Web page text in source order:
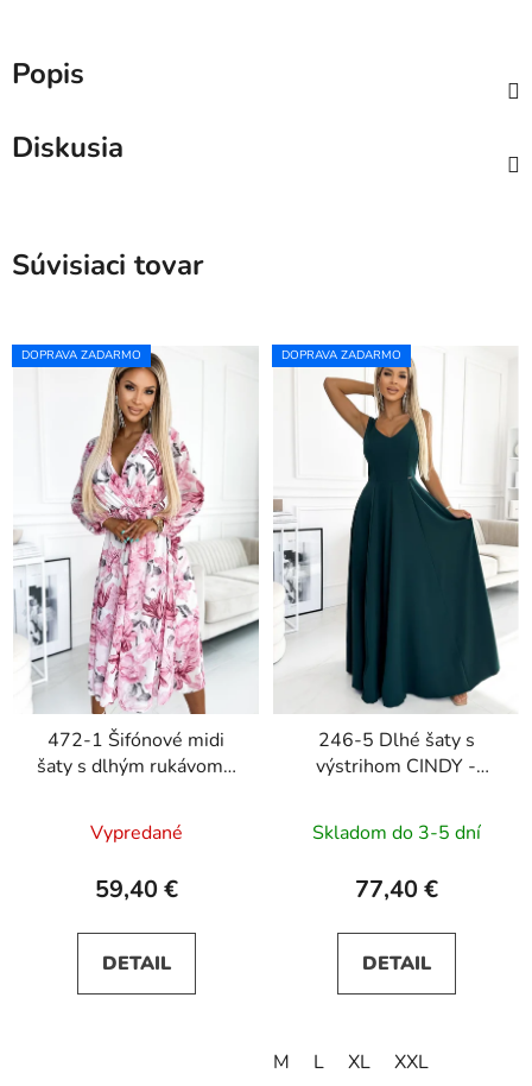
Popis
Diskusia
Súvisiaci tovar
DOPRAVA ZADARMO
472-1 Šifónové midi
šaty s dlhým rukávom -
Vypredané
59,40 €
DETAIL
DOPRAVA ZADARMO
246-5 Dlhé šaty s
výstrihom CINDY -
Skladom do 3-5 dní
77,40 €
DETAIL
M L XL XXL